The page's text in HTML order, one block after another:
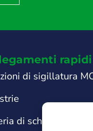
rapidi
di sigillatura
di schede tecniche